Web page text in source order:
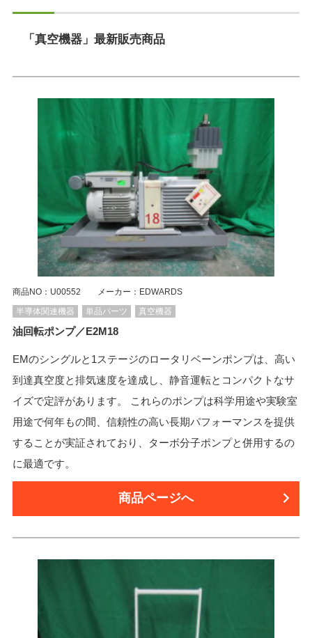
「真空機器」最新販売商品
商品NO：U00552 メーカー：EDWARDS
半導体関連機器
単品パーツ 真空機器
油回転ポンプ／E2M18
EMのシングルと1ステージのロータリベーンポンプは、高い
到達真空度と排気速度を達成し、静音運転とコンパクトなサ
イズで定評があります。 これらのポンプは科学用途や実験室
用途で何年もの間、信頼性の高い長期パフォーマンスを提供
することが実証されており、ターボ分子ポンプと併用するの
に最適です。
商品ページへ